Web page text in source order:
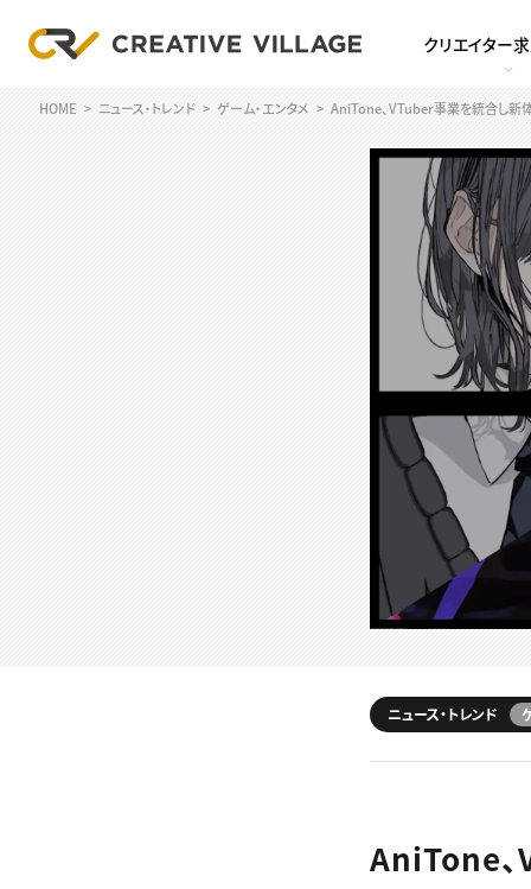
クリエイター
HOME ニュース・トレンド ゲーム・エンタメ AniTone、VTuber事業を統合し新
ニュース・トレンド
AniTone